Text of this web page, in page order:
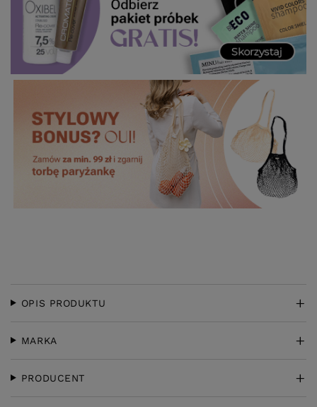
OPIS PRODUKTU
MARKA
PRODUCENT